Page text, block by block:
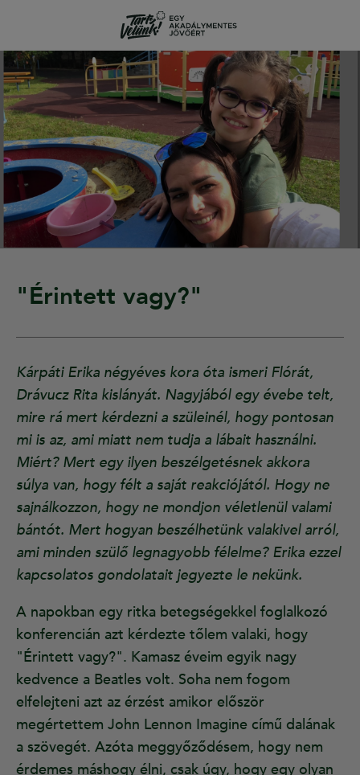
"Érintett vagy?"
Kárpáti Erika négyéves kora óta ismeri Flórát,
Drávucz Rita kislányát. Nagyjából egy évebe telt,
mire rá mert kérdezni a szüleinél, hogy pontosan
mi is az, ami miatt nem tudja a lábait használni.
Miért? Mert egy ilyen beszélgetésnek akkora
súlya van, hogy félt a saját reakciójától. Hogy ne
sajnálkozzon, hogy ne mondjon véletlenül valami
bántót. Mert hogyan beszélhetünk valakivel arról,
ami minden szülő legnagyobb félelme? Erika ezzel
kapcsolatos gondolatait jegyezte le nekünk.
A napokban egy ritka betegségekkel foglalkozó
konferencián azt kérdezte tőlem valaki, hogy
"Érintett vagy?". Kamasz éveim egyik nagy
kedvence a Beatles volt. Soha nem fogom
elfelejteni azt az érzést amikor először
megértettem John Lennon Imagine című dalának
a szövegét. Azóta meggyőződésem, hogy nem
érdemes máshogy élni, csak úgy, hogy egy olyan